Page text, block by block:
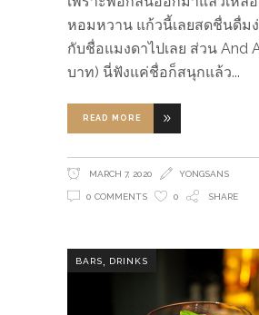
หอมหวาน แก้วนี้เลยสดชื่นดื่ม
กับชื่อแมงดาไปเลย ส่วน And
บาท) นี่ฟังแค่ชื่อก็สนุกแล้ว
READ MORE
MARCH 7, 2020 YONGSANS
0 COMMENTS 0 SHARE
BARS, DRINKS